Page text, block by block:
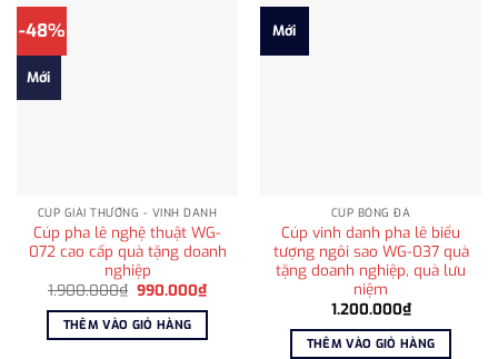
-48%
Mới
CÚP GIẢI THƯỞNG - VINH DANH
Cúp pha lê nghệ thuật WG-
072 cao cấp quà tặng doanh
nghiệp
1.900.000₫ Giá
là:
1.900.000₫.
990.000₫Giá
hiện
990.000₫.
THÊM VÀO GIỎ HÀNG
Mới
CÚP BÓNG ĐÁ
Cúp vinh danh pha lê biểu
tượng ngôi sao WG-037 quà
tặng doanh nghiệp, quà lưu
niệm
1.200.000₫
THÊM VÀO GIỎ HÀNG